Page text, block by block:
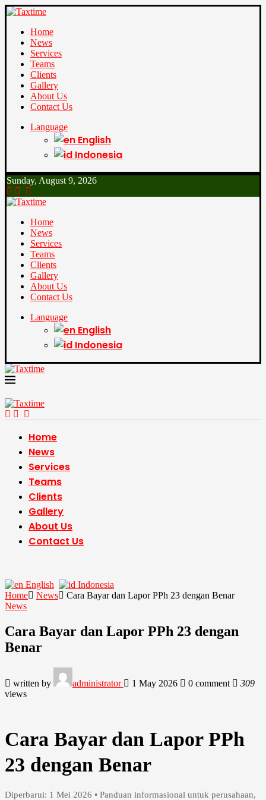
Home
News
Services
Teams
Clients
Gallery
About Us
Contact Us
Language
English
Indonesia
Sunday, August 9, 2026
Home
News
Services
Teams
Clients
Gallery
About Us
Contact Us
Language
English
Indonesia
Home
News
Services
Teams
Clients
Gallery
About Us
Contact Us
English
Indonesia
Home
News
Cara Bayar dan Lapor PPh 23 dengan Benar
News
Cara Bayar dan Lapor PPh 23 dengan
Benar
written by administrator 1 May 2026 0 comment
309
views
Cara Bayar dan Lapor PPh
23 dengan Benar
Diperbarui: 1 Mei 2026 • Panduan informasional untuk perusahaan,